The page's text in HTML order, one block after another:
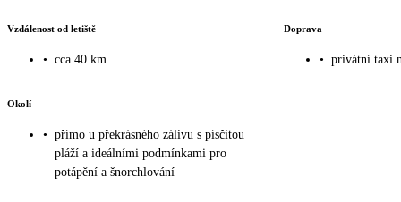
Vzdálenost od letiště
• cca 40 km
Doprava
• privátní taxi
Okolí
• přímo u překrásného zálivu s písčitou
pláží a ideálními podmínkami pro
potápění a šnorchlování